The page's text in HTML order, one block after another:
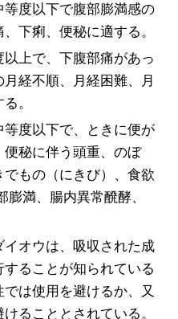
度以下で腹部膨満感の
下痢、便秘に適する。
上で、下腹部痛があっ
経不順、月経困難、月
。
度以下で、ときに便が
秘に伴う頭重、のぼ
もの（にきび）、食欲
満、腸内異常醗酵、
オウは、吸収された成
ることが知られている
は使用を避けるか、又
ることとされている。